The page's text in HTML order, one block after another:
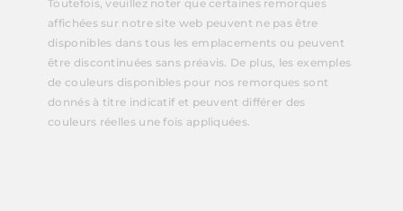
Toutefois, veuillez noter que certaines remorques
affichées sur notre site web peuvent ne pas être
disponibles dans tous les emplacements ou peuvent
être discontinuées sans préavis. De plus, les exemples
de couleurs disponibles pour nos remorques sont
donnés à titre indicatif et peuvent différer des
couleurs réelles une fois appliquées.